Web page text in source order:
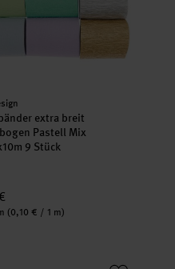
extra breit
Pastell Mix
9 Stück
(0,10 € / 1 m)